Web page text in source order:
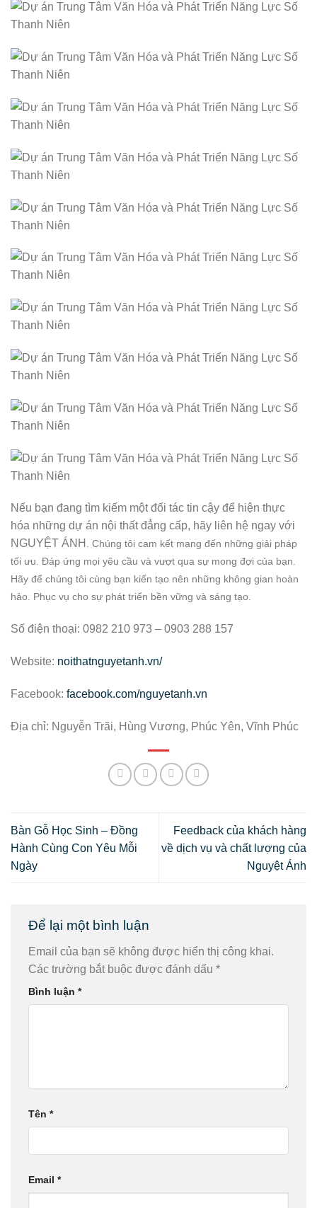
Nếu bạn đang tìm kiếm một đối tác tin cậy để hiện thực
hóa những dự án nội thất đẳng cấp, hãy liên hệ ngay với
NGUYỆT ÁNH . Chúng tôi cam kết mang đến những giải pháp
tối ưu. Đáp ứng mọi yêu cầu và vượt qua sự mong đợi của bạn.
Hãy để chúng tôi cùng bạn kiến tạo nên những không gian hoàn
hảo. Phục vụ cho sự phát triển bền vững và sáng tạo.
Số điện thoại: 0982 210 973 – 0903 288 157
Website: noithatnguyetanh.vn/
Facebook: facebook.com/nguyetanh.vn
Địa chỉ: Nguyễn Trãi, Hùng Vương, Phúc Yên, Vĩnh Phúc
Bàn Gỗ Học Sinh – Đồng
Hành Cùng Con Yêu Mỗi
Ngày
Feedback của khách hàng
về dịch vụ và chất lượng của
Nguyệt Ánh
Để lại một bình luận
Email của bạn sẽ không được hiển thị công khai.
Các trường bắt buộc được đánh dấu *
Bình luận *
Tên *
Email *